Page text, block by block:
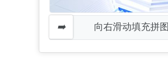
向右滑动填充拼图